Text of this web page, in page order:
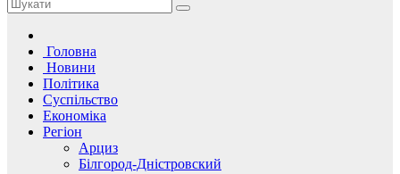
Головна
Новини
Політика
Суспільство
Економіка
Регіон
Арциз
Білгород-Дністровский